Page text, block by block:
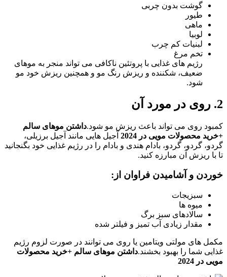
گوشت بدون چربی
طیور
ماهی
لوبیا
لبنیات کم چرب
تخم مرغ
رژیم های غذایی با پروتئین ناکافی می تواند منجر به موهای
ضعیف، شکننده و ریزش رنگ مو و همچنین ریزش خود مو
شود.
2. روی در مورد آن
کمبود روی می تواند باعث ریزش مو شود.داشتن موهای سالم
+خرید محصولات مویی در 2024
آجیل هایی مانند آجیل برزیلی،
گردو، گردو، گردو، بادام هندی و بادام را در رژیم غذایی خود بگنجانید
تا با ریزش آن مبارزه کنید.
خوردن و آشامیدن فراوان از:
سبزیجات
میوه ها
سالادهای سبز برگ
مقدار زیادی آب تمیز و فیلتر شده
مکمل های مولتی ویتامین یا روی می توانند در صورت لزوم رژیم
غذایی شما را بهبود بخشند.داشتن موهای سالم +خرید محصولات
مویی در 2024